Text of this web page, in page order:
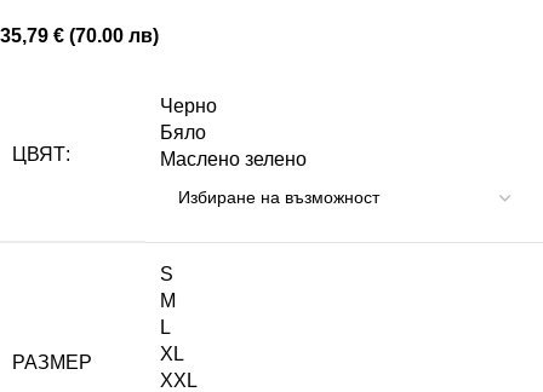
35,79 € (70.00 лв)
ЦВЯТ:
Черно
Бяло
Маслено зелено
РАЗМЕР
S
M
L
XL
XXL